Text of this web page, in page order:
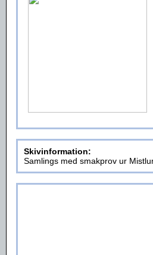
Skivinformation:
Samlings med smakprov ur